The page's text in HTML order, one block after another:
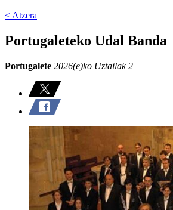
< Atzera
Portugaleteko Udal Banda
Portugalete 2026(e)ko Uztailak 2